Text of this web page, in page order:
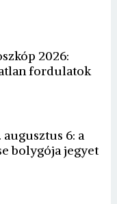
2026:
fordulatok
6: a
bolygója jegyet